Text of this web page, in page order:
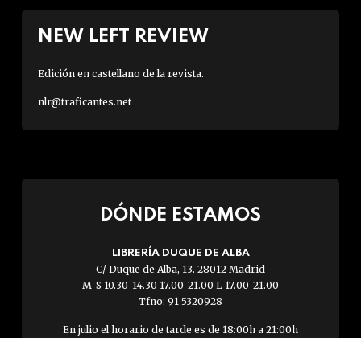
NEW LEFT REVIEW
Edición en castellano de la revista.
nlr@traficantes.net
DÓNDE ESTAMOS
LIBRERÍA DUQUE DE ALBA
C/ Duque de Alba, 13. 28012 Madrid
M-S 10.30-14.30 17.00-21.00 L 17.00-21.00
Tfno: 91 5320928
En julio el horario de tarde es de 18:00h a 21:00h